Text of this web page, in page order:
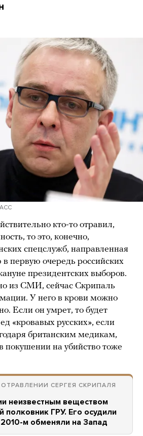
кто-то отравил,
то это, конечно,
спецслужб, направленная
первую очередь российских
президентских выборов.
из СМИ, сейчас Скрипаль
У него в крови можно
Если он умрет, то будет
«кровавых русских», если
британским медикам,
покушении на убийство тоже
СЕРГЕЯ СКРИПАЛЯ
неизвестным веществом
полковник ГРУ. Его осудили
2010-м обменяли на Запад